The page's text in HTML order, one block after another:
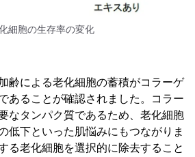
細胞の生存率の変化
齢による老化細胞の蓄積がコラーゲ
あることが確認されました。コラー
なタンパク質であるため、老化細胞
低下といった肌悩みにもつながりま
る老化細胞を選択的に除去すること